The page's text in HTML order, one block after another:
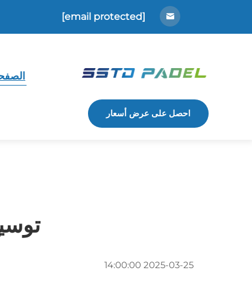
[email protected]
احصل على عرض أسعار
2025-03-25 14:00:00